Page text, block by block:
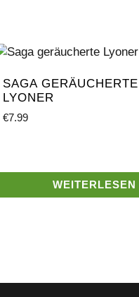
SAGA GERÄUCHERTE
LYONER
€7.99
WEITERLESEN